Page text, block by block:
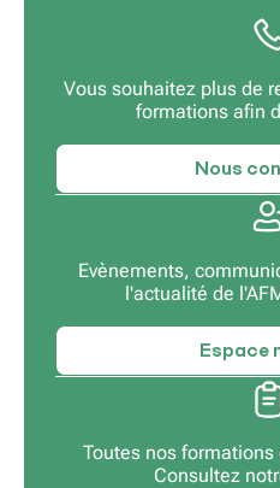
Vous souhaitez plus de
formations afin
Nous
Evènements,
l'actualité de
Espace
Toutes nos
Consultez